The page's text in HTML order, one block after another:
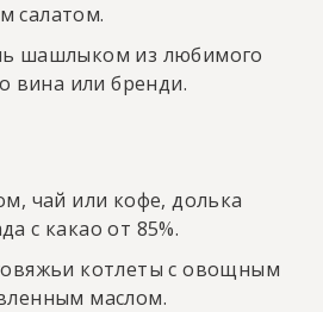
салатом.
шашлыком из любимого
вина или бренди.
чай или кофе, долька
с какао от 85%.
котлеты с овощным
маслом.